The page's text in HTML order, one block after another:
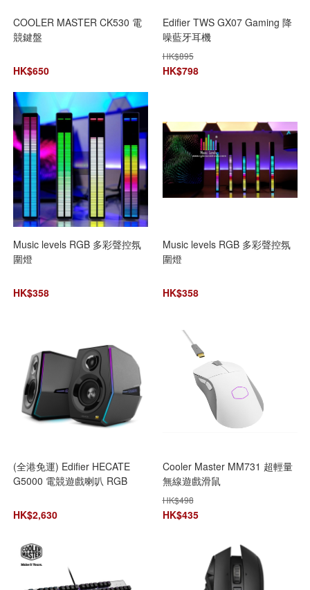
COOLER MASTER CK530 電
競鍵盤
HK$650
Edifier TWS GX07 Gaming 降
噪藍牙耳機
HK$895
HK$798
Music levels RGB 多彩聲控氛
圍燈
HK$358
Music levels RGB 多彩聲控氛
圍燈
HK$358
(全港免運) Edifier HECATE
G5000 電競遊戲喇叭 RGB
HK$2,630
Cooler Master MM731 超輕量
無線遊戲滑鼠
HK$498
HK$435